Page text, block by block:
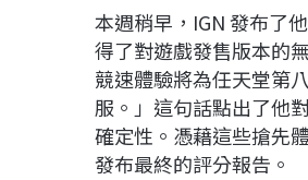
本週稍早，IGN 發布了
得了對遊戲發售版本的
競速體驗將為任天堂第
服。」這句話點出了他
確定性。憑藉這些搶先
發布最終的評分報告。